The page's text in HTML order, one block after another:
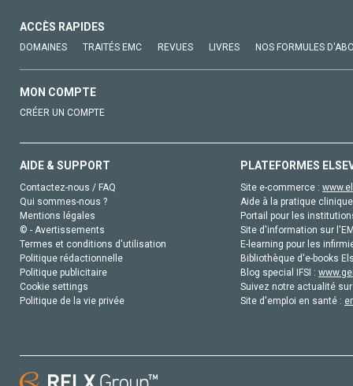
ACCÈS RAPIDES
DOMAINES TRAITÉS EMC REVUES LIVRES NOS FORMULES
MON COMPTE
CRÉER UN COMPTE
AIDE & SUPPORT
Contactez-nous / FAQ
Qui sommes-nous ?
Mentions légales
© - Avertissements
Termes et conditions d'utilisation
Politique rédactionnelle
Politique publicitaire
Cookie settings
Politique de la vie privée
PLATEFORMES
Site e-commerce :
Aide à la pratique
Portail pour les
Site d'information sur
E-learning pour les
Bibliothèque d'e-books
Blog special IFSI :
Suivez notre actualité
Site d'emploi en santé :